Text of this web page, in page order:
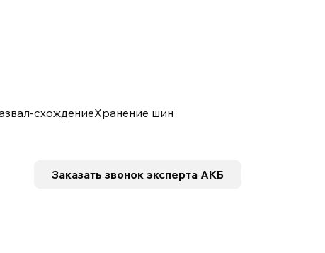
схождениеХранение шин
Заказать звонок эксперта АКБ